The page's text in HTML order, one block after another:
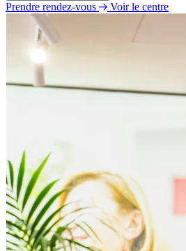
Lundi
09h00 - 12h30
14h00 - 18h00
09h00 - 12h30
14h00 - 18h00
14h00 - 18h00
Vendredi
09h00 - 12h30
14h00 - 18h00
Samedi
Fermé
Dimanche
Fermé
Prendre rendez-vous Voir le centre